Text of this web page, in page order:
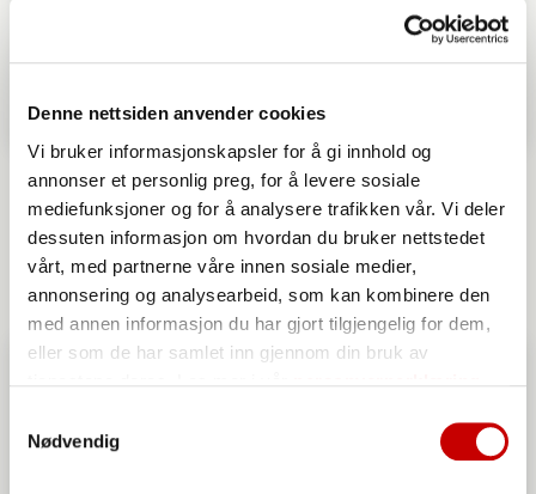
Denne nettsiden anvender cookies
Vi bruker informasjonskapsler for å gi innhold og
annonser et personlig preg, for å levere sosiale
mediefunksjoner og for å analysere trafikken vår. Vi deler
dessuten informasjon om hvordan du bruker nettstedet
vårt, med partnerne våre innen sosiale medier,
annonsering og analysearbeid, som kan kombinere den
med annen informasjon du har gjort tilgjengelig for dem,
eller som de har samlet inn gjennom din bruk av
Nødvendig
Flatbrød
MIDDELS